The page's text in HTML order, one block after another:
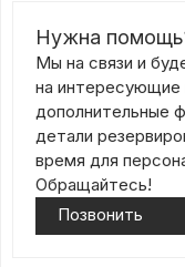
Нужна
Мы на связи и
на
дополнительные
детали
время для
Обращайтесь!
Позвонить